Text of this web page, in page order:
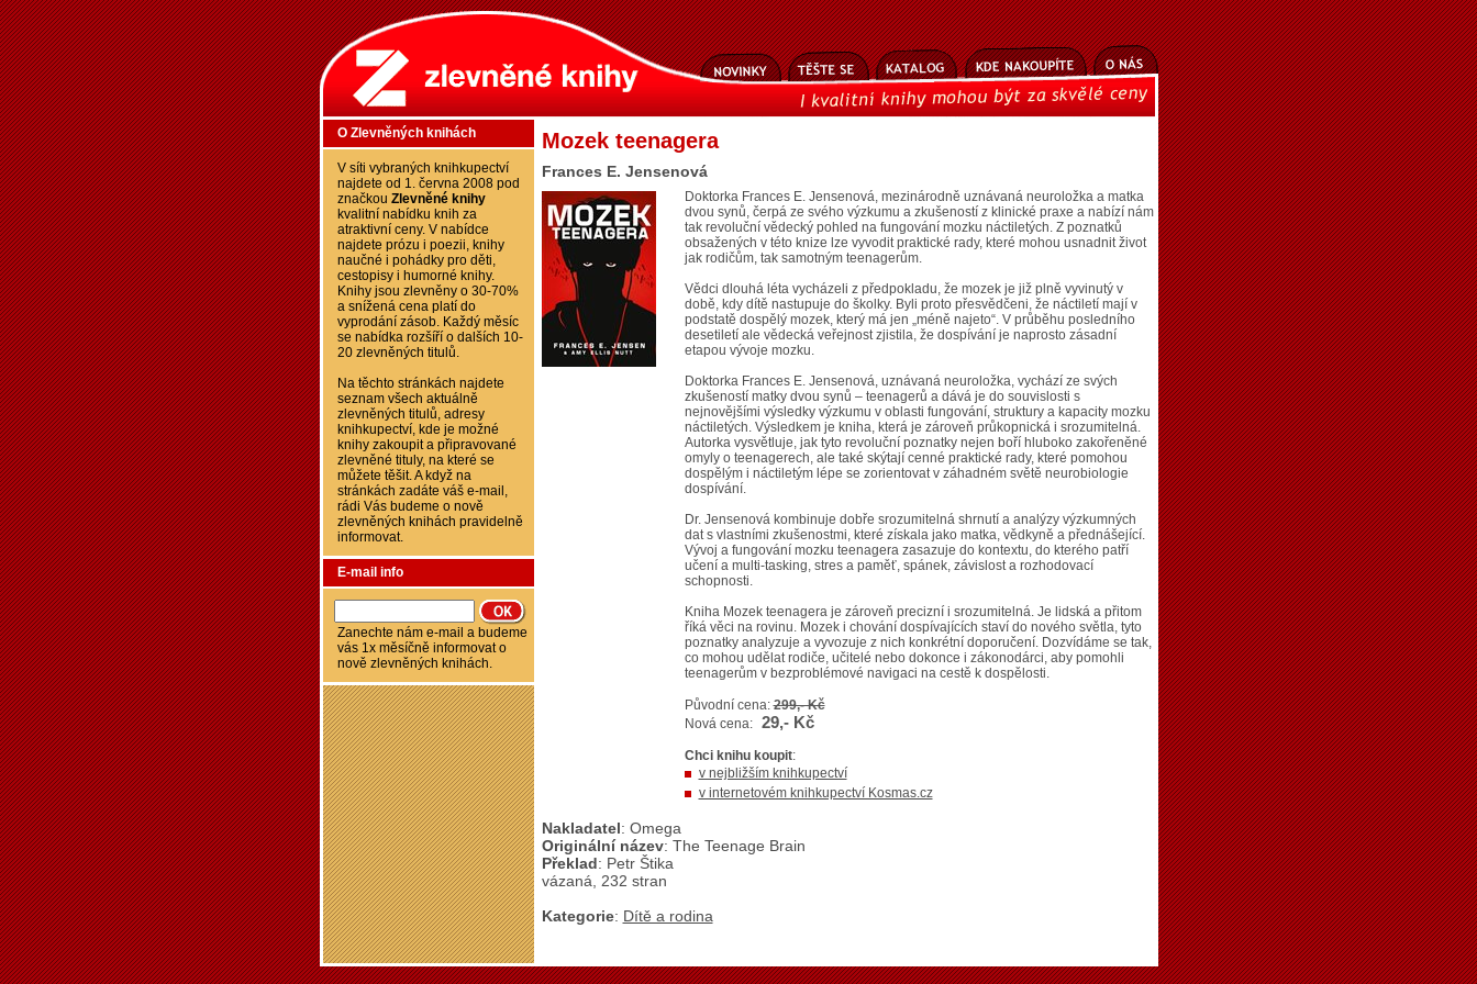
Mozek teenagera
Frances E. Jensenová
Doktorka Frances E. Jensenová, mezinárodně uznávaná neuroložka a matka
dvou synů, čerpá ze svého výzkumu a zkušeností z klinické praxe a nabízí nám
tak revoluční vědecký pohled na fungování mozku náctiletých. Z poznatků
obsažených v této knize lze vyvodit praktické rady, které mohou usnadnit život
jak rodičům, tak samotným teenagerům.
Vědci dlouhá léta vycházeli z předpokladu, že mozek je již plně vyvinutý v
době, kdy dítě nastupuje do školky. Byli proto přesvědčeni, že náctiletí mají v
podstatě dospělý mozek, který má jen „méně najeto“. V průběhu posledního
desetiletí ale vědecká veřejnost zjistila, že dospívání je naprosto zásadní
etapou vývoje mozku.
Doktorka Frances E. Jensenová, uznávaná neuroložka, vychází ze svých
zkušeností matky dvou synů – teenagerů a dává je do souvislosti s
nejnovějšími výsledky výzkumu v oblasti fungování, struktury a kapacity mozku
náctiletých. Výsledkem je kniha, která je zároveň průkopnická i srozumitelná.
Autorka vysvětluje, jak tyto revoluční poznatky nejen boří hluboko zakořeněné
omyly o teenagerech, ale také skýtají cenné praktické rady, které pomohou
dospělým i náctiletým lépe se zorientovat v záhadném světě neurobiologie
dospívání.
Dr. Jensenová kombinuje dobře srozumitelná shrnutí a analýzy výzkumných
dat s vlastními zkušenostmi, které získala jako matka, vědkyně a přednášející.
Vývoj a fungování mozku teenagera zasazuje do kontextu, do kterého patří
učení a multi-tasking, stres a paměť, spánek, závislost a rozhodovací
schopnosti.
Kniha Mozek teenagera je zároveň precizní i srozumitelná. Je lidská a přitom
říká věci na rovinu. Mozek i chování dospívajících staví do nového světla, tyto
poznatky analyzuje a vyvozuje z nich konkrétní doporučení. Dozvídáme se tak,
co mohou udělat rodiče, učitelé nebo dokonce i zákonodárci, aby pomohli
teenagerům v bezproblémové navigaci na cestě k dospělosti.
Původní cena:299,- Kč
Nová cena: 29,- Kč
Chci knihu koupit:
v nejbližším knihkupectví
v internetovém knihkupectví Kosmas.cz
Nakladatel: Omega
Originální název: The Teenage Brain
Překlad: Petr Štika
vázaná, 232 stran
Kategorie: Dítě a rodina
O Zlevněných knihách
V síti vybraných knihkupectví
najdete od 1. června 2008 pod
značkou Zlevněné knihy
kvalitní nabídku knih za
atraktivní ceny. V nabídce
najdete prózu i poezii, knihy
naučné i pohádky pro děti,
cestopisy i humorné knihy.
Knihy jsou zlevněny o 30-70%
a snížená cena platí do
vyprodání zásob. Každý měsíc
se nabídka rozšíří o dalších 10-
20 zlevněných titulů.
Na těchto stránkách najdete
seznam všech aktuálně
zlevněných titulů, adresy
knihkupectví, kde je možné
knihy zakoupit a připravované
zlevněné tituly, na které se
můžete těšit. A když na
stránkách zadáte váš e-mail,
rádi Vás budeme o nově
zlevněných knihách pravidelně
informovat.
E-mail info
Zanechte nám e-mail a budeme
vás 1x měsíčně informovat o
nově zlevněných knihách.